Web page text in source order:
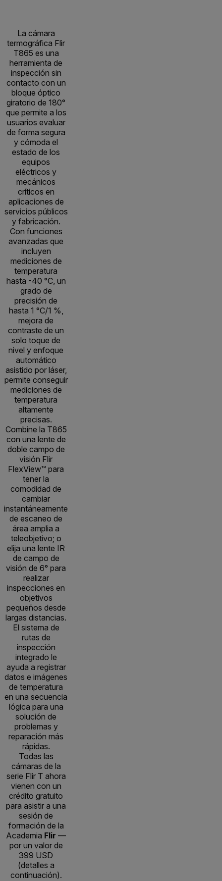
La cámara
termográfica Flir
T865 es una
herramienta de
inspección sin
contacto con un
bloque óptico
giratorio de 180°
que permite a los
usuarios evaluar
de forma segura
y cómoda el
estado de los
equipos
eléctricos y
mecánicos
críticos en
aplicaciones de
servicios públicos
y fabricación.
Con funciones
avanzadas que
incluyen
mediciones de
temperatura
hasta -40 °C, un
grado de
precisión de
hasta 1 °C/1 %,
mejora de
contraste de un
solo toque de
nivel y enfoque
automático
asistido por láser,
permite conseguir
mediciones de
temperatura
altamente
precisas.
Combine la T865
con una lente de
doble campo de
visión Flir
FlexView™ para
tener la
comodidad de
cambiar
instantáneamente
de escaneo de
área amplia a
teleobjetivo; o
elija una lente IR
de campo de
visión de 6° para
realizar
inspecciones en
objetivos
pequeños desde
largas distancias.
El sistema de
rutas de
inspección
integrado le
ayuda a registrar
datos e imágenes
de temperatura
en una secuencia
lógica para una
solución de
problemas y
reparación más
rápidas.
Todas las
cámaras de la
serie Flir T ahora
vienen con un
crédito gratuito
para asistir a una
sesión de
formación de la
Academia Flir —
por un valor de
399 USD
(detalles a
continuación).